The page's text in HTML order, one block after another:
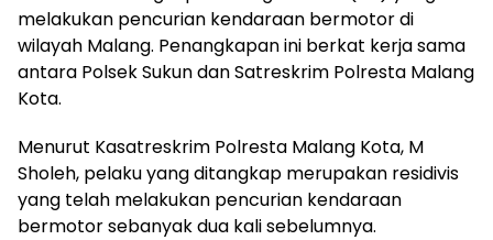
melakukan pencurian kendaraan bermotor di
wilayah Malang. Penangkapan ini berkat kerja sama
antara Polsek Sukun dan Satreskrim Polresta Malang
Kota.
Menurut Kasatreskrim Polresta Malang Kota, M
Sholeh, pelaku yang ditangkap merupakan residivis
yang telah melakukan pencurian kendaraan
bermotor sebanyak dua kali sebelumnya.